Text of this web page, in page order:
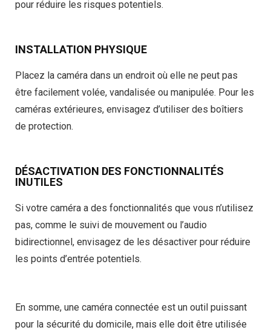
pour réduire les risques potentiels.
INSTALLATION PHYSIQUE
Placez la caméra dans un endroit où elle ne peut pas
être facilement volée, vandalisée ou manipulée. Pour les
caméras extérieures, envisagez d’utiliser des boîtiers
de protection.
DÉSACTIVATION DES FONCTIONNALITÉS
INUTILES
Si votre caméra a des fonctionnalités que vous n’utilisez
pas, comme le suivi de mouvement ou l’audio
bidirectionnel, envisagez de les désactiver pour réduire
les points d’entrée potentiels.
En somme, une caméra connectée est un outil puissant
pour la sécurité du domicile, mais elle doit être utilisée